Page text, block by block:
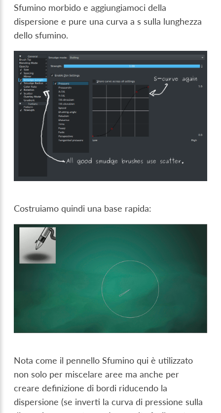
Sfumino morbido e aggiungiamoci della
dispersione e pure una curva a s sulla lunghezza
dello sfumino.
Costruiamo quindi una base rapida:
Nota come il pennello Sfumino qui è utilizzato
non solo per miscelare aree ma anche per
creare definizione di bordi riducendo la
dispersione (se inverti la curva di pressione sulla